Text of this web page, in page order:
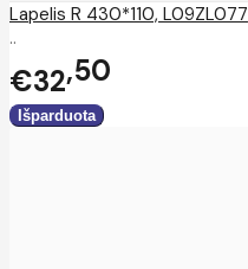
Lapelis R 430*110, L09ZL077
..
€32 50